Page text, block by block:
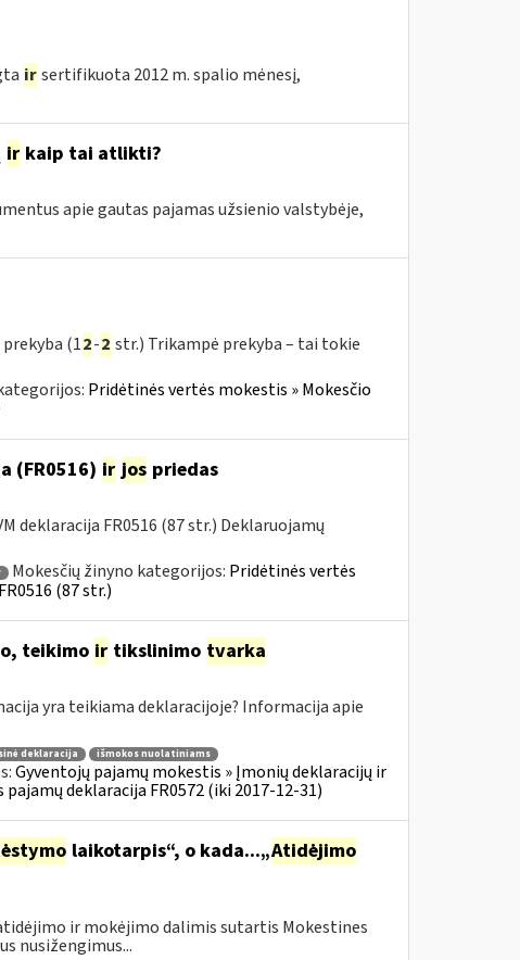
ir sertifikuota 2012 m. spalio mėnesį,
irkaip tai atlikti?
apie gautas pajamas užsienio valstybėje,
(12-2 str.) Trikampė prekyba – tai tokie
Pridėtinės vertės mokestis » Mokesčio
(FR0516) ir jos priedas
deklaracija FR0516 (87 str.) Deklaruojamų
Mokesčių žinyno kategorijos: Pridėtinės vertės
(87 str.)
teikimo irtikslinimo tvarka
yra teikiama deklaracijoje? Informacija apie
deklaracija
išmokos nuolatiniams
Gyventojų pajamų mokestis » Įmonių deklaracijų ir
deklaracija FR0572 (iki 2017-12-31)
laikotarpis“, o kada...„Atidėjimo
ir mokėjimo dalimis sutartis Mokestines
nusižengimus...